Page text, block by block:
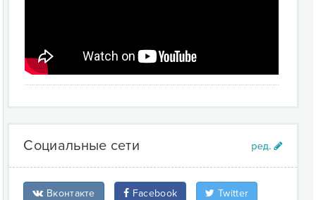
Социальные сети
Вконтакте Facebook Twitter